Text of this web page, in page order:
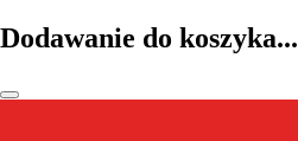
Dodawanie do koszyka...